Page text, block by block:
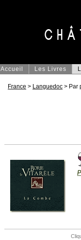
Accueil Les Livres
France > Languedoc > Par